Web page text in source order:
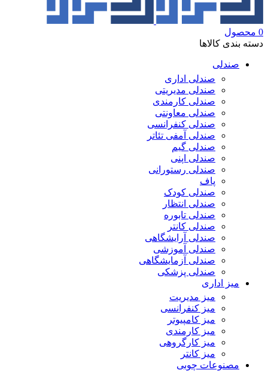
0 محصول
دسته بندی کالاها
صندلی
صندلی اداری
صندلی مدیریتی
صندلی کارمندی
صندلی معاونتی
صندلی کنفرانسی
صندلی آمفی تئاتر
صندلی گیم
صندلی اپنی
صندلی رستورانی
پاف
صندلی کودک
صندلی انتظار
صندلی تابوره
صندلی کانتر
صندلی آرایشگاهی
صندلی آموزشی
صندلی آزمایشگاهی
صندلی پزشکی
میز اداری
میز مدیریت
میز کنفرانسی
میز کامپیوتر
میز کارمندی
میز کارگروهی
میز کانتر
مصنوعات چوبی